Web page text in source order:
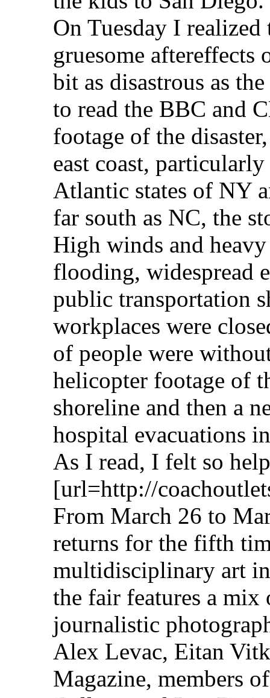
On Tuesday I
gruesome aftereffects
bit as disastrous as
to read the BBC and
footage of the
east coast,
Atlantic states of NY
far south as NC, the
High winds and
flooding, widespread
public transportation
workplaces were
of people were
helicopter footage of
shoreline and then a
hospital evacuations
As I read, I felt so
[url=http://
From March 26 to
returns for the fifth
multidisciplinary art
the fair features a
journalistic
Alex Levac, Eitan
Magazine, members